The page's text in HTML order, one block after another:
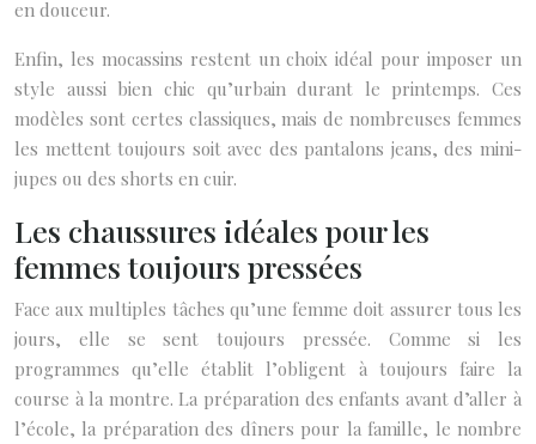
en douceur.
Enfin, les mocassins restent un choix idéal pour imposer un
style aussi bien chic qu’urbain durant le printemps. Ces
modèles sont certes classiques, mais de nombreuses femmes
les mettent toujours soit avec des pantalons jeans, des mini-
jupes ou des shorts en cuir.
Les chaussures idéales pour les
femmes toujours pressées
Face aux multiples tâches qu’une femme doit assurer tous les
jours, elle se sent toujours pressée. Comme si les
programmes qu’elle établit l’obligent à toujours faire la
course à la montre. La préparation des enfants avant d’aller à
l’école, la préparation des dîners pour la famille, le nombre